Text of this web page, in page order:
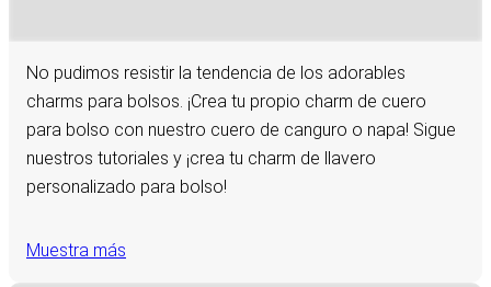
No pudimos resistir la tendencia de los adorables
charms para bolsos. ¡Crea tu propio charm de cuero
para bolso con nuestro cuero de canguro o napa! Sigue
nuestros tutoriales y ¡crea tu charm de llavero
personalizado para bolso!
Muestra más